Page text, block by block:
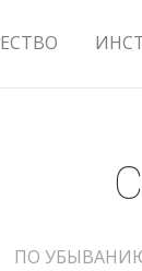
ПО